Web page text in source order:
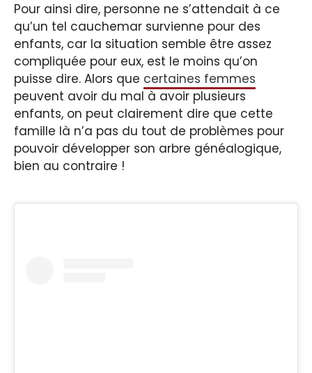
Pour ainsi dire, personne ne s’attendait à ce
qu’un tel cauchemar survienne pour des
enfants, car la situation semble être assez
compliquée pour eux, est le moins qu’on
puisse dire. Alors que certaines femmes
peuvent avoir du mal à avoir plusieurs
enfants, on peut clairement dire que cette
famille là n’a pas du tout de problèmes pour
pouvoir développer son arbre généalogique,
bien au contraire !